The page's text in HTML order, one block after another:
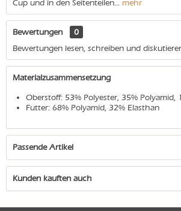
Cup und in den Seitenteilen... mehr
Bewertungen
0
Bewertungen lesen, schreiben und
Materialzusammensetzung
Oberstoff: 53% Polyester, 35% Polyamid,
Futter: 68% Polyamid, 32% Elasthan
Passende Artikel
Kunden kauften auch